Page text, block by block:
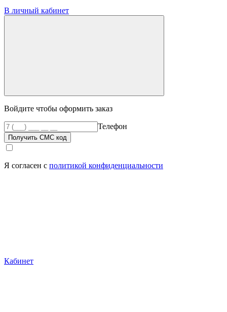
В личный кабинет
Войдите чтобы оформить заказ
Телефон
Получить СМС код
Я согласен с политикой конфиденциальности
Кабинет